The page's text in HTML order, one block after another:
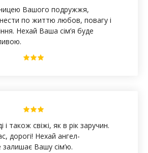
Вашого подружжя,
по життю любов, повагу і
Нехай Ваша сім’я буде
і також свіжі, як в рік заручин.
дорогі! Нехай ангел-
Вашу сім’ю.